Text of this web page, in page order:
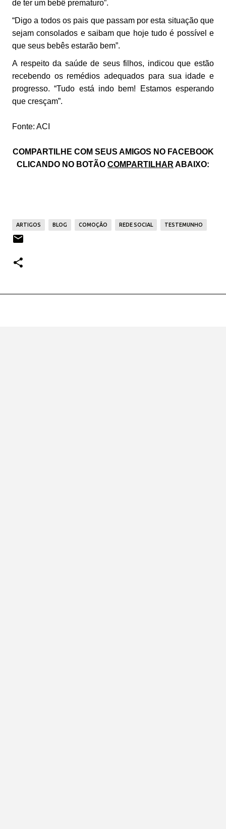
de ter um bebê prematuro”.
“Digo a todos os pais que passam por esta situação que
sejam consolados e saibam que hoje tudo é possível e
que seus bebês estarão bem”.
A respeito da saúde de seus filhos, indicou que estão
recebendo os remédios adequados para sua idade e
progresso. “Tudo está indo bem! Estamos esperando
que cresçam”.
Fonte: ACI
COMPARTILHE COM SEUS AMIGOS NO FACEBOOK
CLICANDO NO BOTÃO COMPARTILHAR ABAIXO:
ARTIGOS BLOG COMOÇÃO REDE SOCIAL TESTEMUNHO